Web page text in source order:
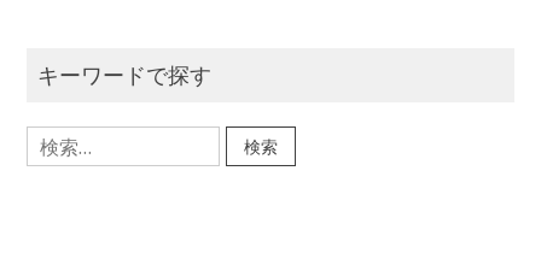
キーワードで探す
検
索: